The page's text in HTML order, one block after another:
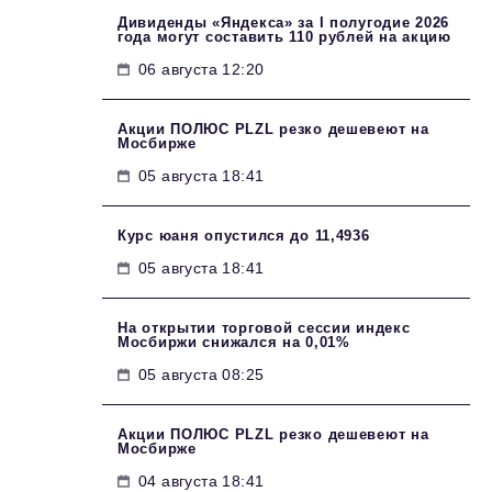
Дивиденды «Яндекса» за I полугодие 2026
года могут составить 110 рублей на акцию
06 августа 12:20
Акции ПОЛЮС PLZL резко дешевеют на
Мосбирже
05 августа 18:41
Курс юаня опустился до 11,4936
05 августа 18:41
На открытии торговой сессии индекс
Мосбиржи снижался на 0,01%
05 августа 08:25
Акции ПОЛЮС PLZL резко дешевеют на
Мосбирже
04 августа 18:41